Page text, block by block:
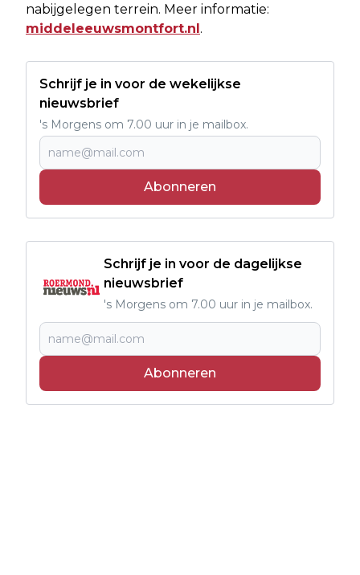
nabijgelegen terrein. Meer informatie:
middeleeuwsmontfort.nl.
Schrijf je in voor de wekelijkse
nieuwsbrief
's Morgens om 7.00 uur in je mailbox.
Abonneren
Schrijf je in voor de dagelijkse
nieuwsbrief
's Morgens om 7.00 uur in je mailbox.
Abonneren